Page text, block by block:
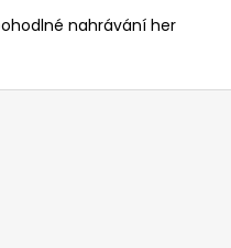
nahrávání her